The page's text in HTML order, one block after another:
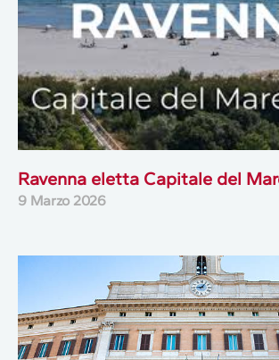
Ravenna eletta Capitale del
9 Marzo 2026